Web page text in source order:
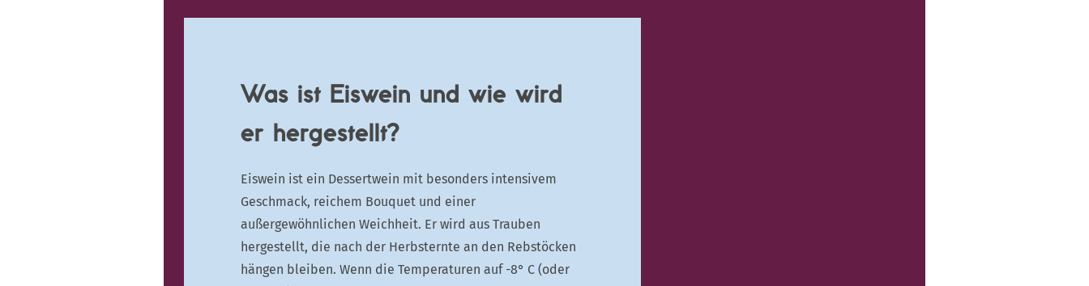
Was ist Eiswein und wie wird
er hergestellt?
Eiswein ist ein Dessertwein mit besonders intensivem
Geschmack, reichem Bouquet und einer
außergewöhnlichen Weichheit. Er wird aus Trauben
hergestellt, die nach der Herbsternte an den Rebstöcken
hängen bleiben. Wenn die Temperaturen auf -8° C (oder